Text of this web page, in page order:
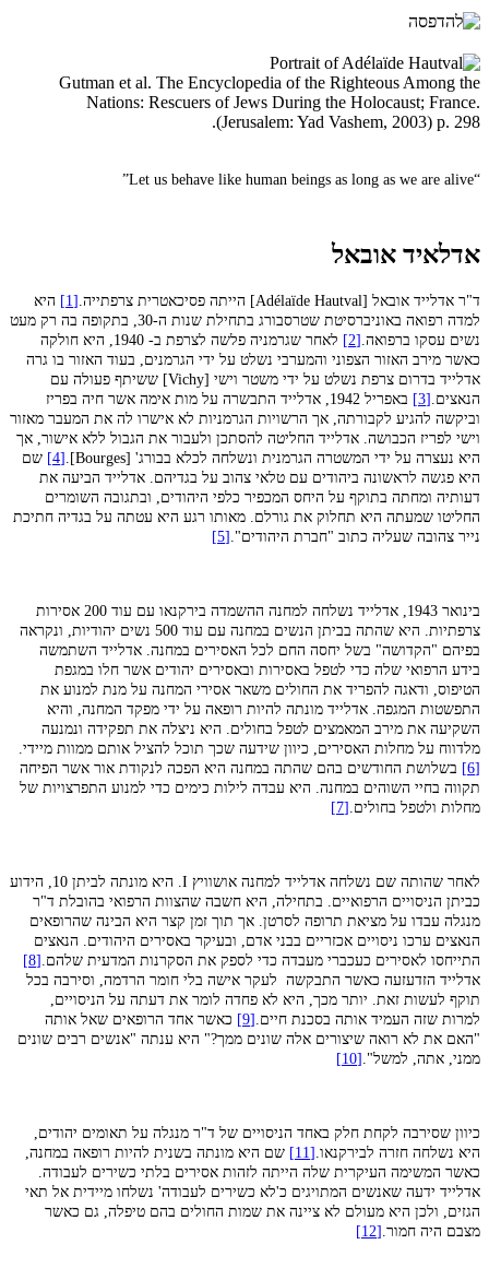
Gutman et al. The Encyclopedia of the Righteous Among the
Nations: Rescuers of Jews During the Holocaust; France.
(Jerusalem: Yad Vashem, 2003) p. 298.
“Let us behave like human beings as long as we are alive”
אדלאיד אובאל
ד"ר אדלייד אובאל [Adélaïde Hautval] הייתה פסיכאטרית צרפתייה. [1]
היא
למדה רפואה באוניברסיטת שטרסבורג בתחילת שנות ה-30, בתקופה בה רק מעט
נשים עסקו ברפואה. [2]
לאחר שגרמניה פלשה לצרפת ב- 1940, היא חולקה
כאשר מירב האזור הצפוני והמערבי נשלט על ידי הגרמנים, בעוד האזור בו גרה
אדלייד בדרום צרפת נשלט על ידי משטר וישי [Vichy] ששיתף פעולה עם
הנאצים. [3]
באפריל 1942, אדלייד התבשרה על מות אימה אשר חיה בפריז
וביקשה להגיע לקבורתה, אך הרשויות הגרמניות לא אישרו לה את המעבר מאזור
וישי לפריז הכבושה. אדלייד החליטה להסתכן ולעבור את הגבול ללא אישור, אך
היא נעצרה על ידי המשטרה הגרמנית ונשלחה לכלא בבורג' [Bourges].
[4]
שם
היא פגשה לראשונה ביהודים עם טלאי צהוב על בגדיהם. אדלייד הביעה את
דעותיה ומחתה בתוקף על היחס המכפיר כלפי היהודים, ובתגובה השומרים
החליטו שמעתה היא תחלוק את גורלם. מאותו רגע היא עטתה על בגדיה חתיכת
נייר צהובה שעליה כתוב "חברת היהודים". [5]
בינואר 1943, אדלייד נשלחה למחנה ההשמדה בירקנאו עם עוד 200 אסירות
צרפתיות. היא שהתה בביתן הנשים במחנה עם עוד 500 נשים יהודיות, ונקראה
בפיהם "הקדושה" בשל יחסה החם לכל האסירים במחנה. אדלייד השתמשה
בידע הרפואי שלה כדי לטפל באסירות ובאסירים יהודים אשר חלו במגפת
הטיפוס, ודאגה להפריד את החולים משאר אסירי המחנה על מנת למנוע את
התפשטות המגפה. אדלייד מונתה להיות רופאה על ידי מפקד המחנה, והיא
השקיעה את מירב המאמצים לטפל בחולים. היא ניצלה את תפקידה ונמנעה
מלדווח על מחלות האסירים, כיוון שידעה שכך תוכל להציל אותם ממוות מיידי.
[6]
בשלושת החודשים בהם שהתה במחנה היא הפכה לנקודת אור אשר הפיחה
תקווה בחיי השוהים במחנה. היא עבדה לילות כימים כדי למנוע התפרצויות של
מחלות ולטפל בחולים. [7]
לאחר שהותה שם נשלחה אדלייד למחנה אושוויץ I. היא מונתה לביתן 10, הידוע
כביתן הניסויים הרפואיים. בתחילה, היא חשבה שהצוות הרפואי בהובלת ד"ר
מנגלה עבדו על מציאת תרופה לסרטן. אך תוך זמן קצר היא הבינה שהרופאים
הנאצים ערכו ניסויים אכזריים בבני אדם, ובעיקר באסירים היהודים. הנאצים
התייחסו לאסירים כעכברי מעבדה כדי לספק את הסקרנות המדעית שלהם. [8]
אדלייד הזדעזעה כאשר התבקשה לעקר אישה בלי חומר הרדמה, וסירבה בכל
תוקף לעשות זאת. יותר מכך, היא לא פחדה לומר את דעתה על הניסויים,
למרות שזה העמיד אותה בסכנת חיים. [9]
כאשר אחד הרופאים שאל אותה
"האם את לא רואה שיצורים אלה שונים ממך?" היא ענתה "אנשים רבים שונים
ממני, אתה, למשל". [10]
כיוון שסירבה לקחת חלק באחד הניסויים של ד"ר מנגלה על תאומים יהודים,
היא נשלחה חזרה לבירקנאו. [11]
שם היא מונתה בשנית להיות רופאה במחנה,
כאשר המשימה העיקרית שלה הייתה לזהות אסירים בלתי כשירים לעבודה.
אדלייד ידעה שאנשים המתויגים כ'לא כשירים לעבודה' נשלחו מיידית אל תאי
הגזים, ולכן היא מעולם לא ציינה את שמות החולים בהם טיפלה, גם כאשר
מצבם היה חמור. [12]